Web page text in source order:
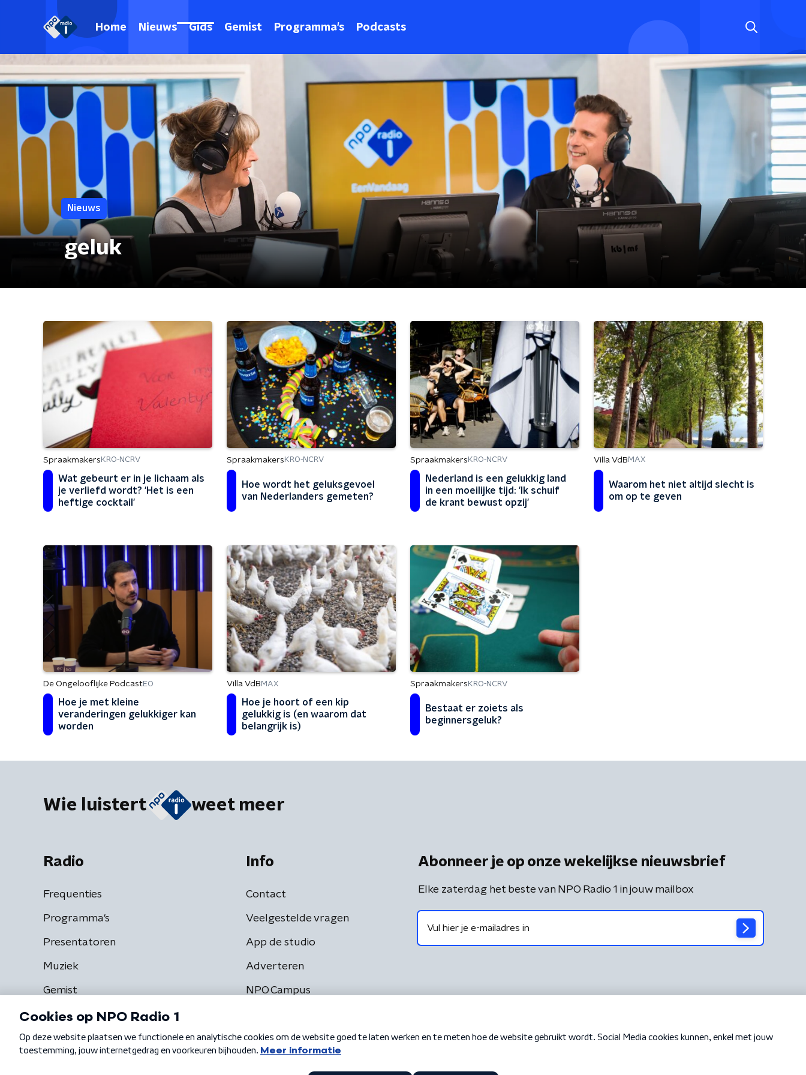
Home Nieuws Gids Gemist Programma's Podcasts
Nieuws
geluk
Spraakmakers KRO-NCRV
Wat gebeurt er in je lichaam als
je verliefd wordt? 'Het is een
heftige cocktail'
Spraakmakers KRO-NCRV
Hoe wordt het geluksgevoel
van Nederlanders gemeten?
Spraakmakers KRO-NCRV
Nederland is een gelukkig land
in een moeilijke tijd: 'Ik schuif
de krant bewust opzij'
Villa VdB MAX
Waarom het niet altijd slecht is
om op te geven
De Ongelooflijke PodcastEO
Hoe je met kleine
veranderingen gelukkiger kan
worden
Villa VdB MAX
Hoe je hoort of een kip
gelukkig is (en waarom dat
belangrijk is)
Spraakmakers KRO-NCRV
Bestaat er zoiets als
beginnersgeluk?
Wie luistert weet meer
Radio
Frequenties
Programma's
Presentatoren
Muziek
Gemist
Info
Contact
Veelgestelde vragen
App de studio
Adverteren
NPO Campus
Abonneer je op onze wekelijkse nieuwsbrief
Elke zaterdag het beste van NPO Radio 1 in jouw mailbox
Algemene voorwaarden Privacybeleid